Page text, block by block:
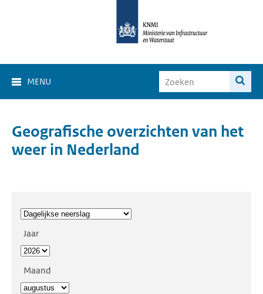
MENU
Geografische overzichten van het
weer in Nederland
Jaar
Maand